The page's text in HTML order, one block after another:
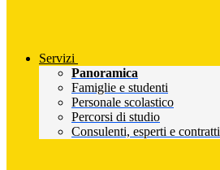
Servizi
Panoramica
Famiglie e studenti
Personale scolastico
Percorsi di studio
Consulenti, esperti e contratti